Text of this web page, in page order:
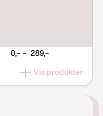
0,– – 289,–Prisområde:
til
kr 289,–
Vis produkter